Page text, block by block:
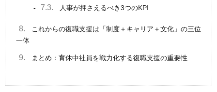
7.3. 人事が押さえるべき3つのKPI
8.
これからの復職支援は「制度＋キャリア＋文化」の三位
一体
9. まとめ：育休中社員を戦力化する復職支援の重要性